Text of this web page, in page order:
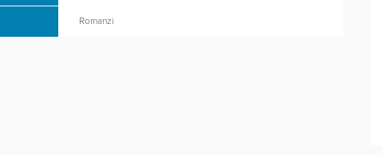
Romanzi